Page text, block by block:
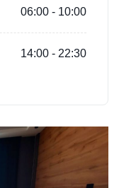
06:00 - 10:00
14:00 - 22:30